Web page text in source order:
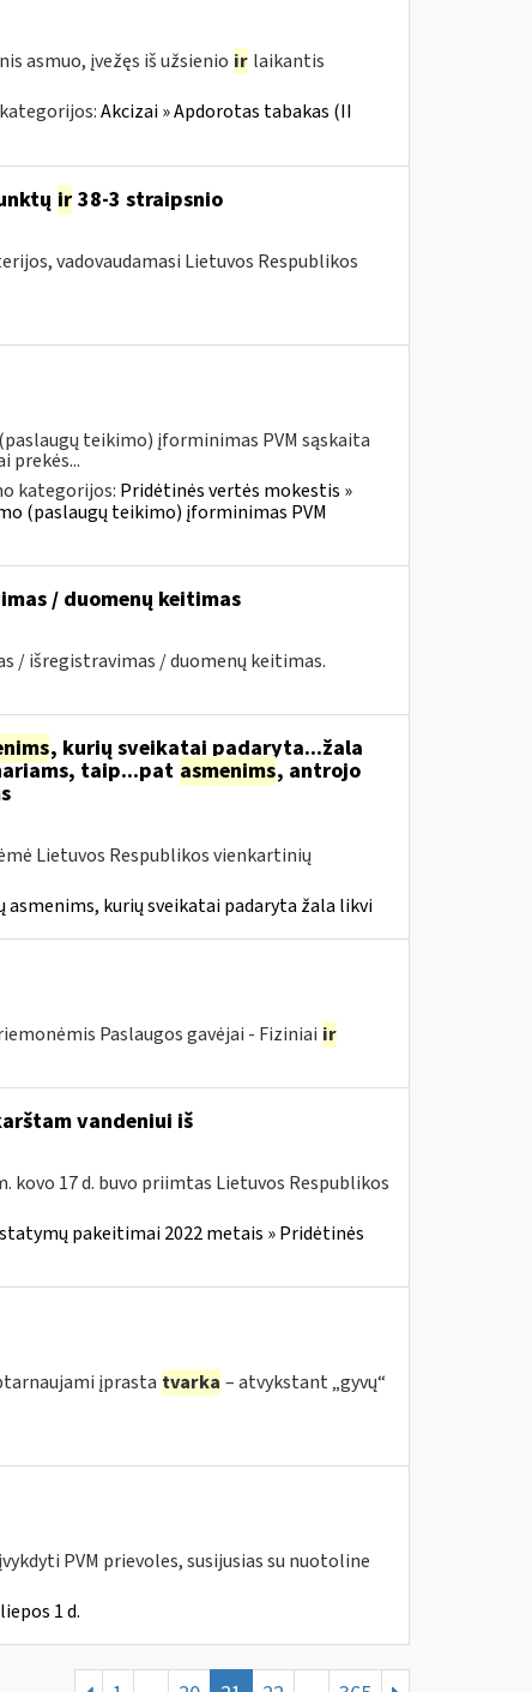
asmuo, įvežęs iš užsienio ir laikantis
Akcizai » Apdorotas tabakas (II
ir38-3 straipsnio
vadovaudamasi Lietuvos Respublikos
teikimo) įforminimas PVM sąskaita
prekės...
kategorijos: Pridėtinės vertės mokestis »
(paslaugų teikimo) įforminimas PVM
/ duomenų keitimas
/ išregistravimas / duomenų keitimas.
, kurių sveikatai padaryta...žala
taip...pat asmenims, antrojo
Lietuvos Respublikos vienkartinių
kurių sveikatai padaryta žala likvi
Paslaugos gavėjai - Fiziniai ir
vandeniui iš
kovo 17 d. buvo priimtas Lietuvos Respublikos
pakeitimai 2022 metais » Pridėtinės
įprasta tvarka – atvykstant „gyvų“
PVM prievoles, susijusias su nuotoline
1 d.